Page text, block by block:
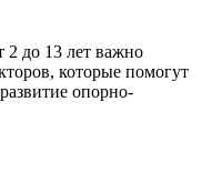
2 до 13 лет важно
которые помогут
опорно-